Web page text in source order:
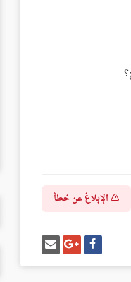
الإبلاغ عن خطأ
شارك
على
فيسبوك
شارك
على
غوغل
بلس
إرسل
إيميل